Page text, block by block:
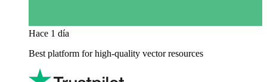
Hace 1 día
Best platform for high-quality vector resources